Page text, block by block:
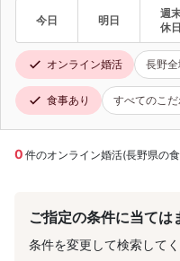
今日 明日
週
休日
オンライン婚活 長野
食事あり すべてのこ
0 件のオンライン婚活(長野県の
ご指定の条件に当て
条件を変更して検索して